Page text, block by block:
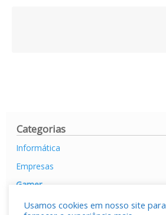
Categorias
Informática
Empresas
Gamer
Mobiles
Usamos cookies em nosso site para